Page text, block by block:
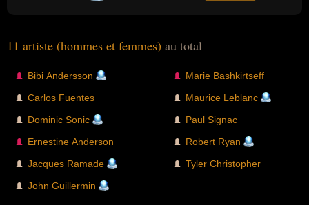
11 artiste (hommes et femmes) au total
Bibi Andersson
Carlos Fuentes
Dominic Sonic
Ernestine Anderson
Jacques Ramade
John Guillermin
Marie Bashkirtseff
Maurice Leblanc
Paul Signac
Robert Ryan
Tyler Christopher